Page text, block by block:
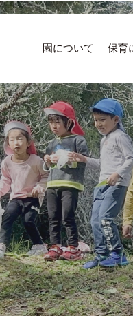
園について 保育